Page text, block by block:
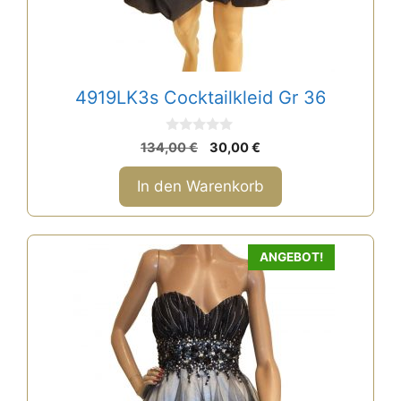
4919LK3s Cocktailkleid Gr 36
0
v
o
n
5
134,00€
Ursprünglicher
Preis
war:
134,00 €
30,00€
Preis
ist:
30,00 €.
In den Warenkorb
ANGEBOT!